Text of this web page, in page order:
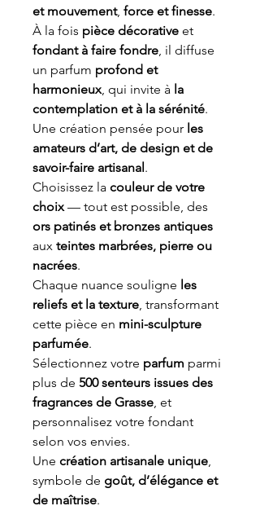
et mouvement, force et finesse.
À la fois pièce décorative et
fondant à faire fondre, il diffuse
un parfum profond et
harmonieux, qui invite à la
contemplation et à la sérénité.
Une création pensée pour les
amateurs d’art, de design et de
savoir-faire artisanal.
Choisissez la couleur de votre
choix— tout est possible, des
ors patinés et bronzes antiques
aux teintes marbrées, pierre ou
nacrées.
Chaque nuance souligne les
reliefs et la texture, transformant
cette pièce en mini-sculpture
parfumée.
Sélectionnez votre parfum parmi
plus de 500 senteurs issues des
fragrances de Grasse, et
personnalisez votre fondant
selon vos envies.
Une création artisanale unique,
symbole de goût, d’élégance et
de maîtrise.